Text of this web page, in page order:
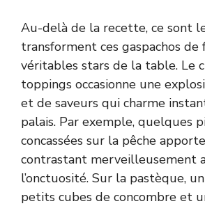
Au-delà de la recette, ce sont
transforment ces gaspachos
véritables stars de la table. Le
toppings occasionne une
et de saveurs qui charme
palais. Par exemple, quelques
concassées sur la pêche
contrastant merveilleusement
l’onctuosité. Sur la pastèque,
petits cubes de concombre et